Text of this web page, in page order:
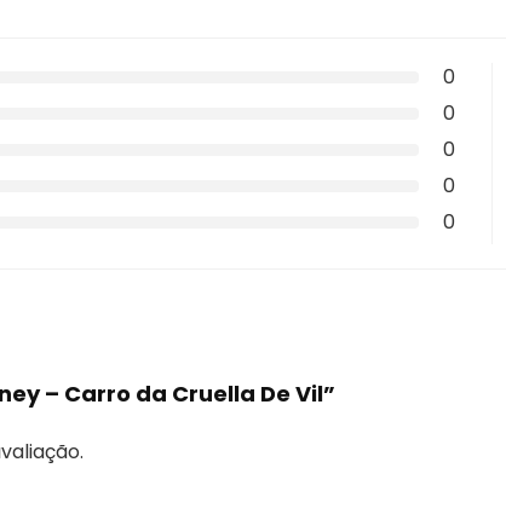
0
0
0
0
0
– Carro da Cruella De Vil”